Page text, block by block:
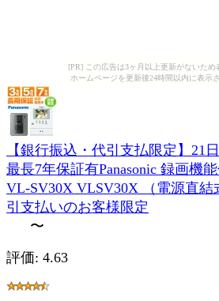
[PR] この広告は3ヶ月以上更新がないため
ホームページを更新後24時間以内に表示
【銀行振込・代引支払限定】21
最長7年保証有Panasonic 録画機
VL-SV30X VLSV30X （電源直
引支払いのお客様限定
〜
評価: 4.63